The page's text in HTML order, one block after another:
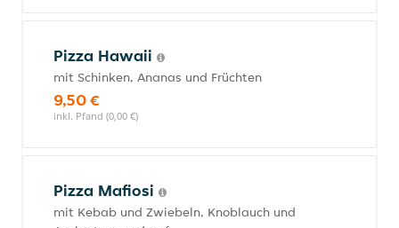
Pizza Hawaii
mit Schinken, Ananas und Früchten
9,50 €
inkl. Pfand (0,00 €)
Pizza Mafiosi
mit Kebab und Zwiebeln, Knoblauch und